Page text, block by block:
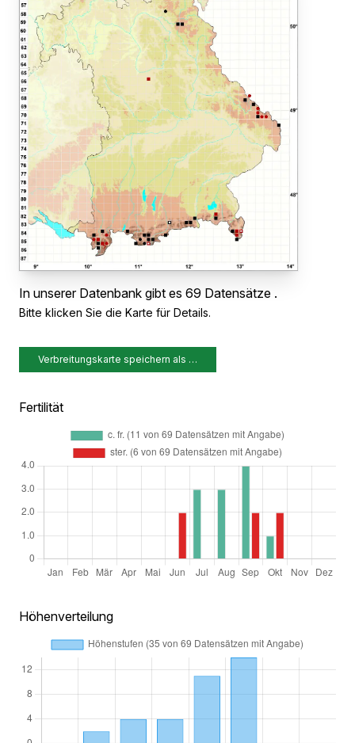
In unserer Datenbank gibt es 69 Datensätze .
Bitte klicken Sie die Karte für Details.
Verbreitungskarte speichern als …
Fertilität
Höhenverteilung